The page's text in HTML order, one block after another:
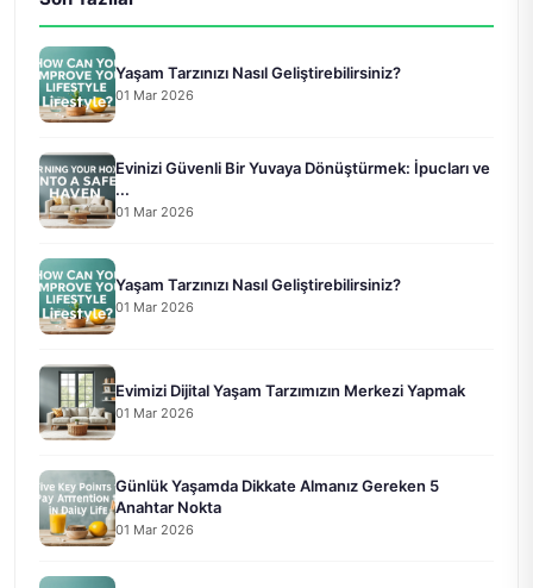
Yaşam Tarzınızı Nasıl Geliştirebilirsiniz?
01 Mar 2026
Evinizi Güvenli Bir Yuvaya Dönüştürmek: İpucları ve
...
01 Mar 2026
Yaşam Tarzınızı Nasıl Geliştirebilirsiniz?
01 Mar 2026
Evimizi Dijital Yaşam Tarzımızın Merkezi Yapmak
01 Mar 2026
Günlük Yaşamda Dikkate Almanız Gereken 5
Anahtar Nokta
01 Mar 2026